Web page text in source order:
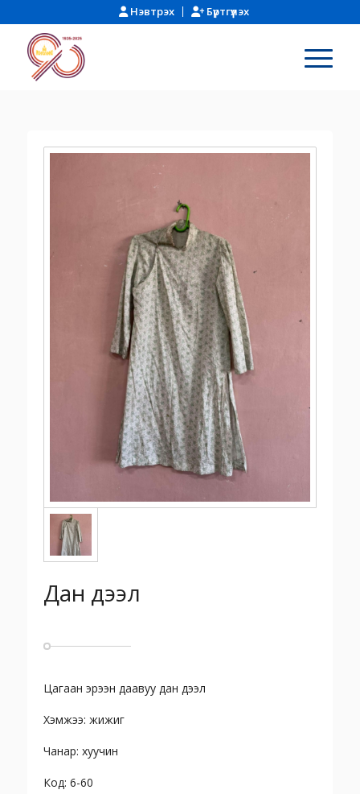
Нэвтрэх Бүртгүүлэх
Дан дээл
Цагаан эрээн даавуу дан дээл
Хэмжээ: жижиг
Чанар: хуучин
Код: 6-60